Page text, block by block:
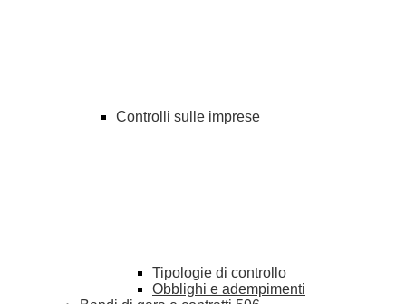
Controlli sulle imprese
Tipologie di controllo
Obblighi e adempimenti